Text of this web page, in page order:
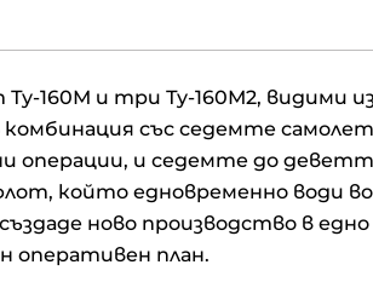
160М и три Ту-160М2, видими
със седемте
операции, и седемте до
който едновременно води
ново производство в
оперативен план.